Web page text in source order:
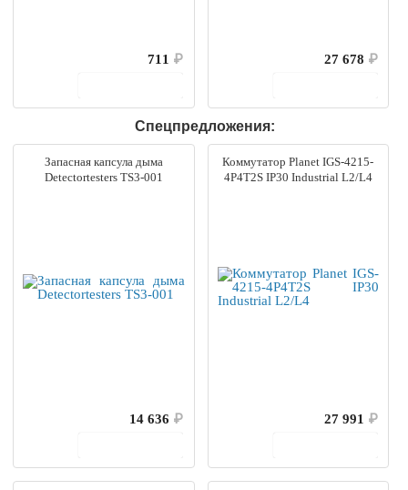
711 ₽
27 678 ₽
Спецпредложения:
Запасная капсула дыма
Detectortesters TS3-001
14 636 ₽
Коммутатор Planet IGS-4215-
4P4T2S IP30 Industrial L2/L4
27 991 ₽